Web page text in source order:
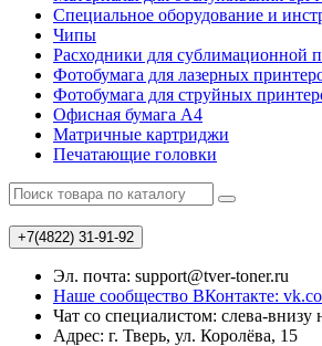
Специальное оборудование и
Чипы
Расходники для сублимационной
Фотобумага для лазерных
Фотобумага для струйных
Офисная бумага А4
Матричные картриджи
Печатающие головки
+7(4822) 31-91-92
Эл. почта: support@tver-toner.ru
Наше сообщество ВКонтакте:
Чат со специалистом: слева-внизу
Адрес: г. Тверь, ул. Королёва, 15